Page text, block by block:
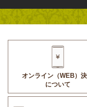
オンライン（WEB）
について